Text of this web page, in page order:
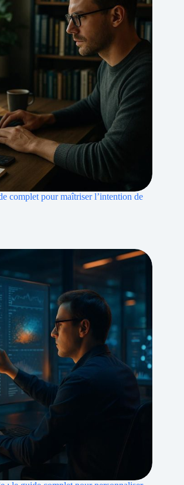
complet pour maîtriser l’intention de